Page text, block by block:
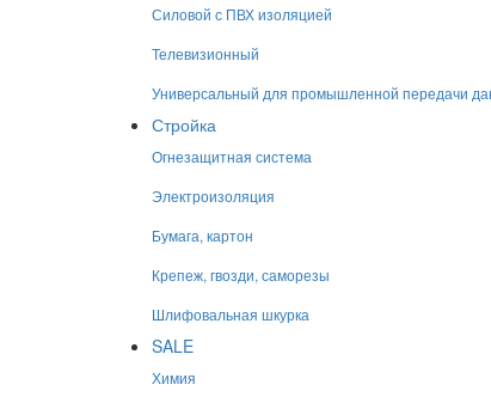
Силовой с ПВХ изоляцией
Телевизионный
Универсальный для промышленной передачи
Стройка
Огнезащитная система
Электроизоляция
Бумага, картон
Крепеж, гвозди, саморезы
Шлифовальная шкурка
SALE
Химия